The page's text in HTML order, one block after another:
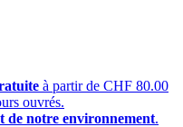
à partir de CHF 80.00
ouvrés.
de notre environnement.